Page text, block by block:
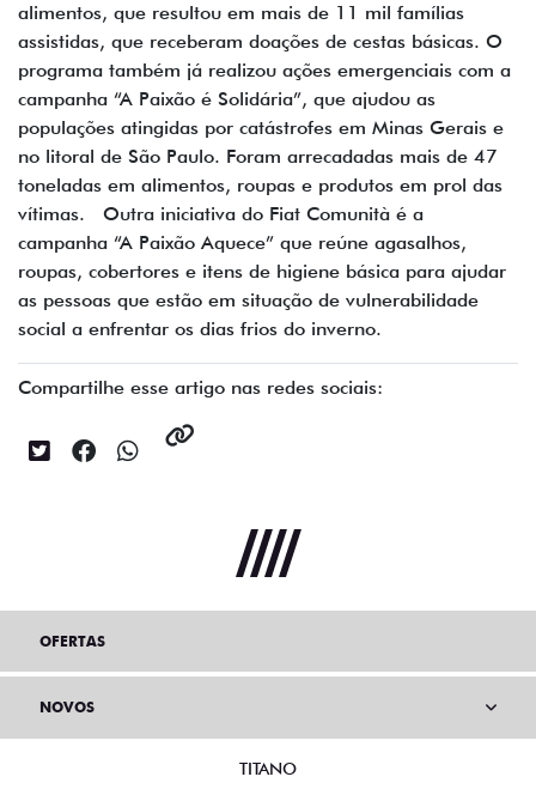
alimentos, que resultou em mais de 11 mil famílias
assistidas, que receberam doações de cestas básicas. O
programa também já realizou ações emergenciais com a
campanha “A Paixão é Solidária”, que ajudou as
populações atingidas por catástrofes em Minas Gerais e
no litoral de São Paulo. Foram arrecadadas mais de 47
toneladas em alimentos, roupas e produtos em prol das
vítimas. Outra iniciativa do Fiat Comunità é a
campanha “A Paixão Aquece” que reúne agasalhos,
roupas, cobertores e itens de higiene básica para ajudar
as pessoas que estão em situação de vulnerabilidade
social a enfrentar os dias frios do inverno.
Compartilhe esse artigo nas redes sociais:
OFERTAS
NOVOS
TITANO